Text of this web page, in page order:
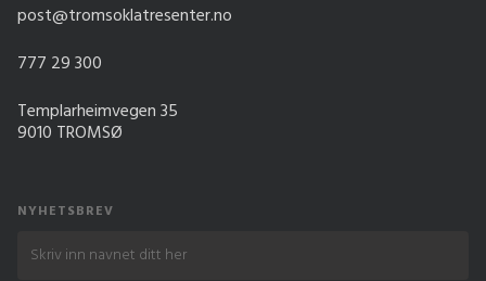
post@tromsoklatresenter.no
777 29 300
Templarheimvegen 35
9010 TROMSØ
NYHETSBREV